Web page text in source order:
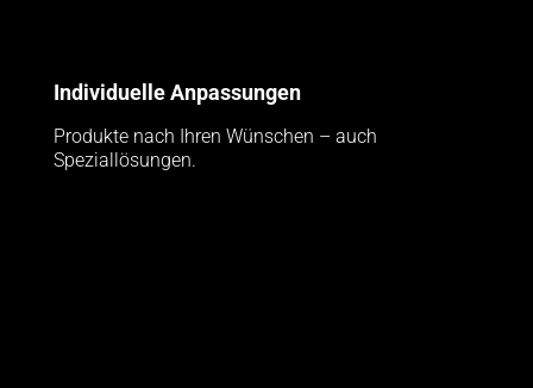
Individuelle Anpassungen
Produkte nach Ihren Wünschen – auch
Speziallösungen.